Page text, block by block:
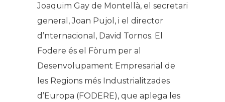
Joaquim Gay de Montellà, el secretari
general, Joan Pujol, i el director
d’nternacional, David Tornos. El
Fodere és el Fòrum per al
Desenvolupament Empresarial de
les Regions més Industrialitzades
d’Europa (FODERE), que aplega les